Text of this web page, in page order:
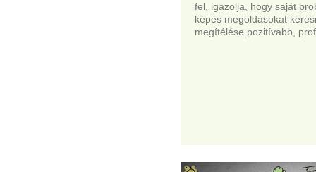
fel, igazolja, hogy saját
képes megoldásokat
megítélése pozitívabb,